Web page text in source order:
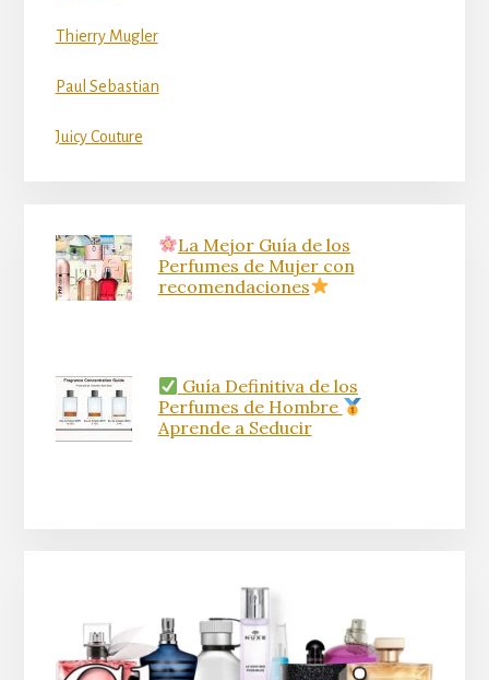
Thierry Mugler
Paul Sebastian
Juicy Couture
La Mejor Guía de los
Perfumes de Mujer con
recomendaciones
Guía Definitiva de los
Perfumes de Hombre
Aprende a Seducir